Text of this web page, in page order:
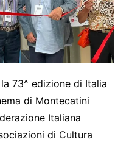
73^ edizione di Italia
di Montecatini
Italiana
di Cultura